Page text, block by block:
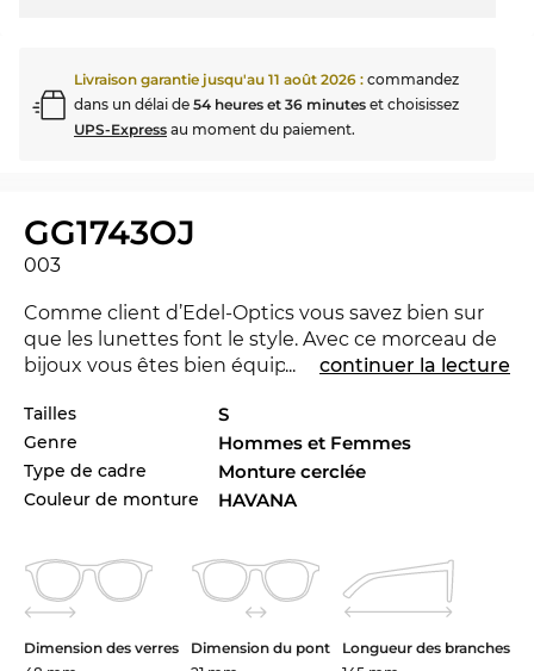
Livraison garantie jusqu'au 11 août 2026 : commandez
dans un délai de 54 heures et 36 minutes et choisissez
UPS-Express au moment du paiement.
GG1743OJ
003
Comme client d’Edel-Optics vous savez bien sur
que les lunettes font le style. Avec ce morceau de
bijoux vous êtes bien équipé à l'Office ainsi que
dans le marché 2024, pour rester à la pointe du
progrès. Vous préférez une autre couleur pour
votre tenue Venez-voir les autres styles de
GG1743OJ dans l’assortiment de la marque
Ce modèle de Gucci
est un véritable multi
spécialiste pour leshommeset les
aussi.
Même John Lennon était rarement vu sans eux.
... continuer la lecture
Tailles S
Genre Hommes et Femmes
Type de cadre Monture cerclée
Couleur de monture HAVANA
Dimension des verres
Dimension du pont
Longueur des branches